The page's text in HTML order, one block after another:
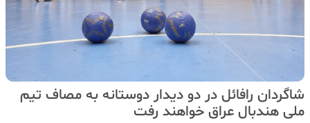
شاگردان رافائل در دو دیدار دوستانه به مصاف تیم
ملی هندبال عراق خواهند رفت